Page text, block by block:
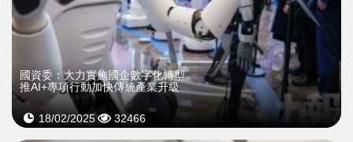
國資委：大力實施國企數字化轉型
推AI+專項行動加快傳統產業升級
18/02/2025 32466